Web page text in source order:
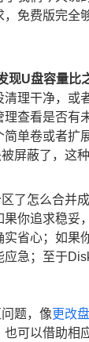
免费版完全
现U盘容量比
清理干净，或
理查看是否有
简单卷或者扩
屏蔽了，这
了怎么合并
果你追求稳妥
实省心；如果
应急；至于
题，像更改
也可以借助相